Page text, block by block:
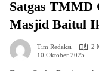
Satgas TMMD
Masjid Baitul
Tim Redaksi
2
10 Oktober 2025